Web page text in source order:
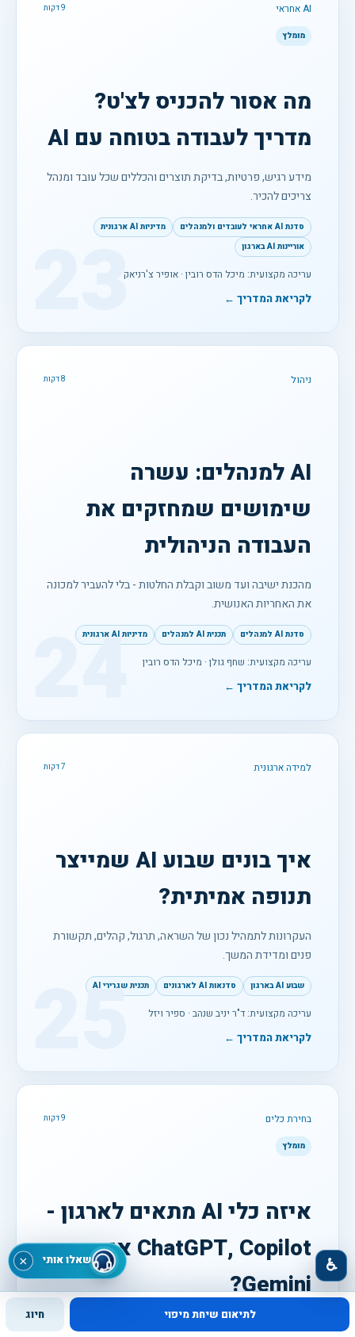
AI אחראי 9 דקות
מומלץ
מה אסור להכניס לצ'ט?
מדריך לעבודה בטוחה עם AI
מידע רגיש, פרטיות, בדיקת תוצרים והכללים שכל עובד ומנהל
צריכים להכיר.
סדנת AI אחראי לעובדים ולמנהלים
מדיניות AI ארגונית
אוריינות AI בארגון
עריכה מקצועית: מיכל הדס רובין · אופיר צ'רניאק
לקריאת המדריך ← 23
ניהול 8 דקות
AI למנהלים: עשרה
שימושים שמחזקים את
העבודה הניהולית
מהכנת ישיבה ועד משוב וקבלת החלטות - בלי להעביר למכונה
את האחריות האנושית.
סדנת AI למנהלים תכנית AI למנהלים מדיניות AI ארגונית
עריכה מקצועית: שחף גולן · מיכל הדס רובין
לקריאת המדריך ← 24
למידה ארגונית 7 דקות
איך בונים שבוע AI שמייצר
תנופה אמיתית?
העקרונות לתמהיל נכון של השראה, תרגול, קהלים, תקשורת
פנים ומדידת המשך.
שבוע AI בארגון סדנאות AI לארגונים תכנית שגרירי AI
עריכה מקצועית: ד"ר יניב שנהב · ספיר ויזל
לקריאת המדריך ← 25
בחירת כלים 9 דקות
מומלץ
איזה כלי AI מתאים לארגון -
ChatGPT, Copilot או
Gemini?
השוואה מעשית לפי סביבת עבודה, משימות, מידע, הרשאות
לתיאום שיחת מיפוי חיוג
שאלו אותי × ♿